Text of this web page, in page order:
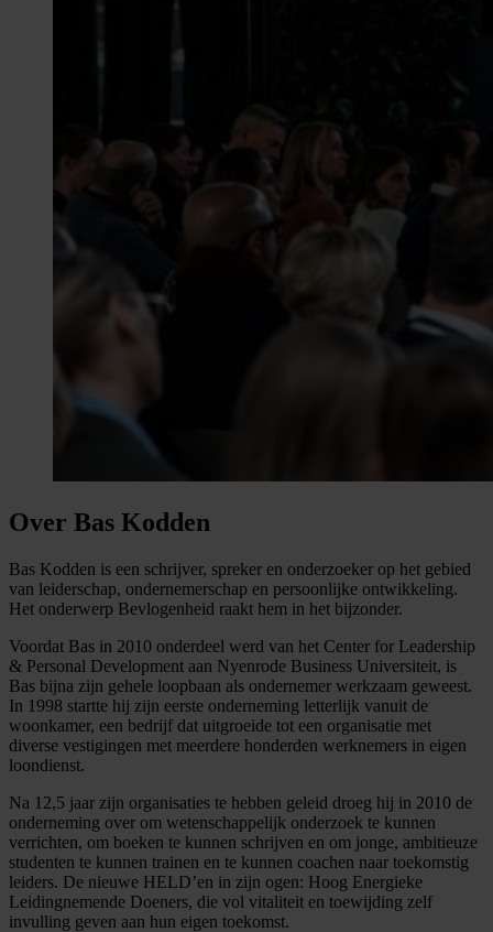
Over Bas Kodden
Bas Kodden is een schrijver, spreker en onderzoeker op het gebied
van leiderschap, ondernemerschap en persoonlijke ontwikkeling.
Het onderwerp Bevlogenheid raakt hem in het bijzonder.
Voordat Bas in 2010 onderdeel werd van het Center for Leadership
& Personal Development aan Nyenrode Business Universiteit, is
Bas bijna zijn gehele loopbaan als ondernemer werkzaam geweest.
In 1998 startte hij zijn eerste onderneming letterlijk vanuit de
woonkamer, een bedrijf dat uitgroeide tot een organisatie met
diverse vestigingen met meerdere honderden werknemers in eigen
loondienst.
Na 12,5 jaar zijn organisaties te hebben geleid droeg hij in 2010 de
onderneming over om wetenschappelijk onderzoek te kunnen
verrichten, om boeken te kunnen schrijven en om jonge, ambitieuze
studenten te kunnen trainen en te kunnen coachen naar toekomstig
leiders. De nieuwe HELD’en in zijn ogen: Hoog Energieke
Leidingnemende Doeners, die vol vitaliteit en toewijding zelf
invulling geven aan hun eigen toekomst.